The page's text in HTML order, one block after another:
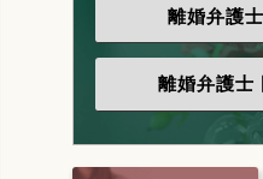
離婚弁護士
離婚弁護士